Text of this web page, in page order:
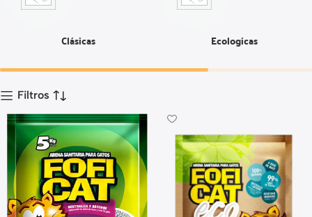
Clásicas Ecologicas
Filtros